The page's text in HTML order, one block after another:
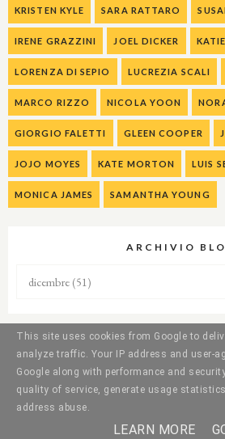
KRISTEN KYLE SARA RATTARO
IRENE GRAZZINI JOEL DICKER
LORENZA DI SEPIO LUCREZIA SCALI
MARCO RIZZO NICOLA YOON
GIORGIO FALETTI GLEEN COOPER
JOJO MOYES KATE MORTON LUIS
MONICA JAMES SAMANTHA YOUNG
ARCHIVIO
This site uses cookies from Google to
analyze traffic. Your IP address and user-
Google along with performance and
quality of service, generate usage
address abuse.
LEARN MORE